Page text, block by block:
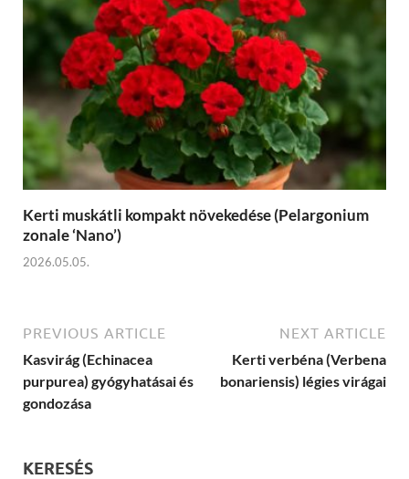
Kerti muskátli kompakt növekedése (Pelargonium
zonale ‘Nano’)
2026.05.05.
PREVIOUS ARTICLE
Kasvirág (Echinacea
purpurea) gyógyhatásai és
gondozása
NEXT ARTICLE
Kerti verbéna (Verbena
bonariensis) légies virágai
KERESÉS